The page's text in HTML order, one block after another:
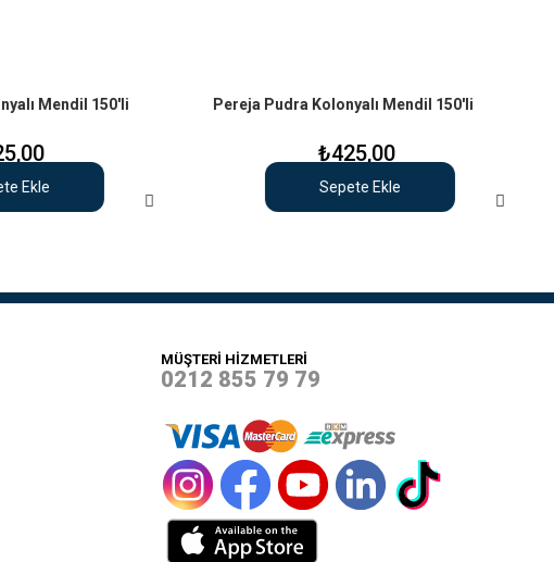
Mendil 150'li
Ekle
Pereja Pudra Kolonyalı Mendil 150'li
₺425,00
Sepete Ekle
MÜŞTERİ HİZMETLERİ
0212 855 79 79